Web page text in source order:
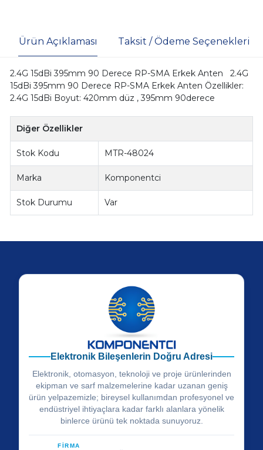
Ürün Açıklaması Taksit / Ödeme Seçenekleri
2.4G 15dBi 395mm 90 Derece RP-SMA Erkek Anten 2.4G
15dBi 395mm 90 Derece RP-SMA Erkek Anten Özellikler:
2.4G 15dBi Boyut: 420mm düz , 395mm 90derece
Diğer Özellikler
Stok Kodu MTR-48024
Marka Komponentci
Stok Durumu Var
Elektronik Bileşenlerin Doğru Adresi
Elektronik, otomasyon, teknoloji ve proje ürünlerinden
ekipman ve sarf malzemelerine kadar uzanan geniş
ürün yelpazemizle; bireysel kullanımdan profesyonel ve
endüstriyel ihtiyaçlara kadar farklı alanlara yönelik
binlerce ürünü tek noktada sunuyoruz.
FİRMA